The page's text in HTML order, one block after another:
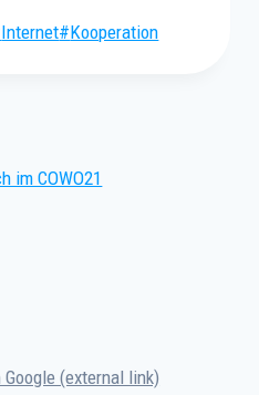
Internet#Kooperation
im COWO21
(external link)